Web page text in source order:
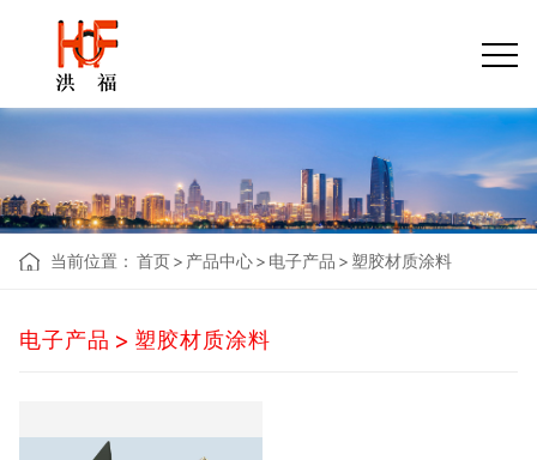
当前位置： 首页> 产品中心> 电子产品 > 塑胶材质涂料
电子产品 > 塑胶材质涂料